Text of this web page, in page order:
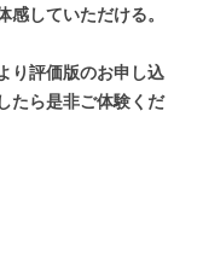
していただける。
り評価版のお申し込
たら是非ご体験くだ